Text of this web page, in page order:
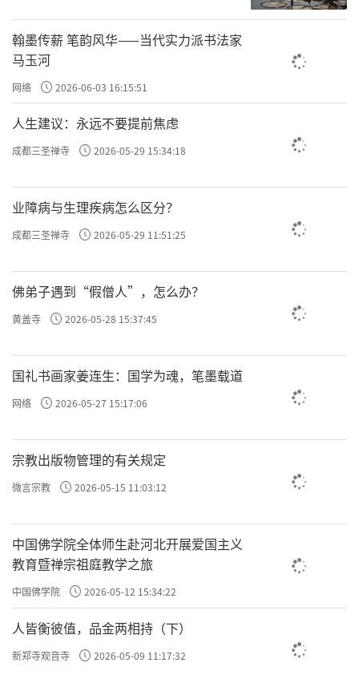
许方勇解读《了凡四训》（二六）
许方勇解读《了凡四训》（二八）
许方勇解读《了凡四训》（二九）
许方勇解读《了凡四训》（三一）
许方勇解读《了凡四训》（三二）
许方勇解读《了凡四训》（三三）
许方勇解读《了凡四训》（三四）
许方勇解读《了凡四训》（三六）
许方勇解读《了凡四训》（三七）
许方勇解读《了凡四训》（三八）
许方勇解读《了凡四训》（三九）
许方勇解读《了凡四训》（四一）
许方勇解读《了凡四训》（四三）
许方勇解读《了凡四训》（四四）
翰墨传薪 笔韵风华——当代实力派书法家
马玉河
网络 2026-06-03 16:15:51
人生建议：永远不要提前焦虑
成都三圣禅寺 2026-05-29 15:34:18
业障病与生理疾病怎么区分？
成都三圣禅寺 2026-05-29 11:51:25
佛弟子遇到“假僧人”，怎么办？
黄盖寺 2026-05-28 15:37:45
国礼书画家姜连生：国学为魂，笔墨载道
网络 2026-05-27 15:17:06
宗教出版物管理的有关规定
微言宗教 2026-05-15 11:03:12
中国佛学院全体师生赴河北开展爱国主义
教育暨禅宗祖庭教学之旅
中国佛学院 2026-05-12 15:34:22
人皆衡彼值，品金两相持（下）
新郑寺观音寺 2026-05-09 11:17:32